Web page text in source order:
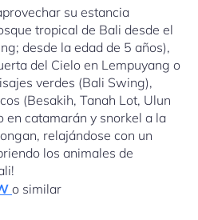
su estancia
tropical de Bali desde el
desde la edad de 5 años),
del Cielo en Lempuyang o
verdes (Bali Swing),
(Besakih, Tanah Lot, Ulun
en catamarán y snorkel a la
relajándose con un
los animales de
o similar